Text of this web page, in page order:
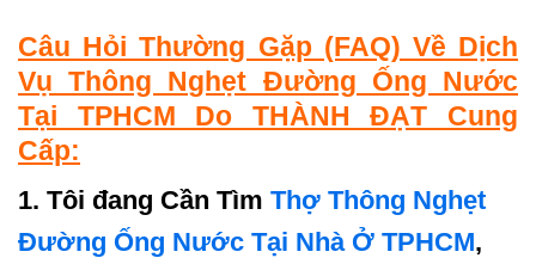
Câu Hỏi Thường Gặp (FAQ) Về Dịch
Vụ Thông Nghẹt Đường Ống Nước
Tại TPHCM Do THÀNH ĐẠT Cung
Cấp:
1. Tôi đang Cần Tìm Thợ Thông Nghẹt
Đường Ống Nước Tại Nhà Ở TPHCM,